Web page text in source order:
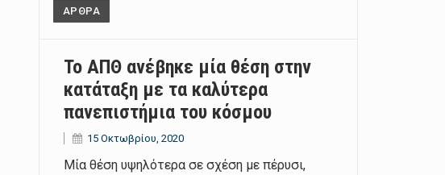
ΑΡΘΡΑ
Το ΑΠΘ ανέβηκε μία θέση στην
κατάταξη με τα καλύτερα
πανεπιστήμια του κόσμου
15 Οκτωβρίου, 2020
Μία θέση υψηλότερα σε σχέση με πέρυσι,